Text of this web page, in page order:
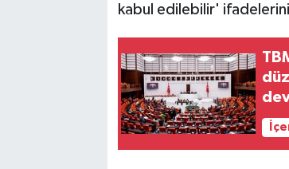
kabul edilebilir' ifadelerini